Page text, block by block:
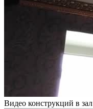
Видео конструкций в зал